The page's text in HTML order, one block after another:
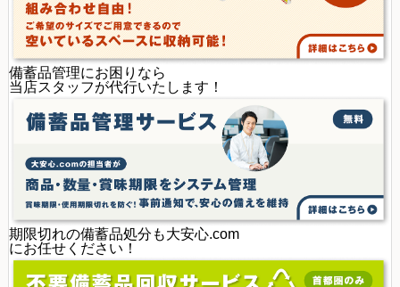
備蓄品管理にお困りなら
当店スタッフが代行いたします！
期限切れの備蓄品処分も大安心.com
にお任せください！